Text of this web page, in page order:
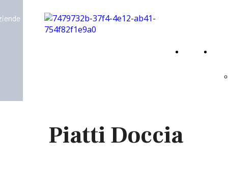
Home
Piatti Doccia